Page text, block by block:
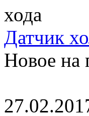
Датчик
Новое на